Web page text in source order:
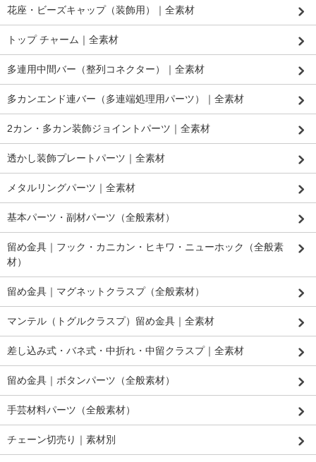
花座・ビーズキャップ（装飾用）｜全素材
トップ チャーム｜全素材
多連用中間バー（整列コネクター）｜全素材
多カンエンド連バー（多連端処理用パーツ）｜全素材
2カン・多カン装飾ジョイントパーツ｜全素材
透かし装飾プレートパーツ｜全素材
メタルリングパーツ｜全素材
基本パーツ・副材パーツ（全般素材）
留め金具｜フック・カニカン・ヒキワ・ニューホック（全般素
材）
留め金具｜マグネットクラスプ（全般素材）
マンテル（トグルクラスプ）留め金具｜全素材
差し込み式・バネ式・中折れ・中留クラスプ｜全素材
留め金具｜ボタンパーツ（全般素材）
手芸材料パーツ（全般素材）
チェーン切売り｜素材別